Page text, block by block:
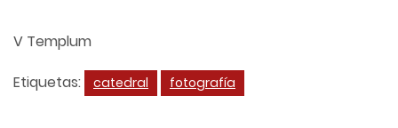
V Templum
Etiquetas:
catedral fotografía